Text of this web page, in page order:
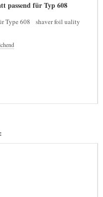
Lloyds Rasierer Scherfolie /Scherblatt passend für Typ 608
Type 608 shaver foil uality